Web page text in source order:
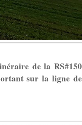
de la RS#150
sur la ligne de